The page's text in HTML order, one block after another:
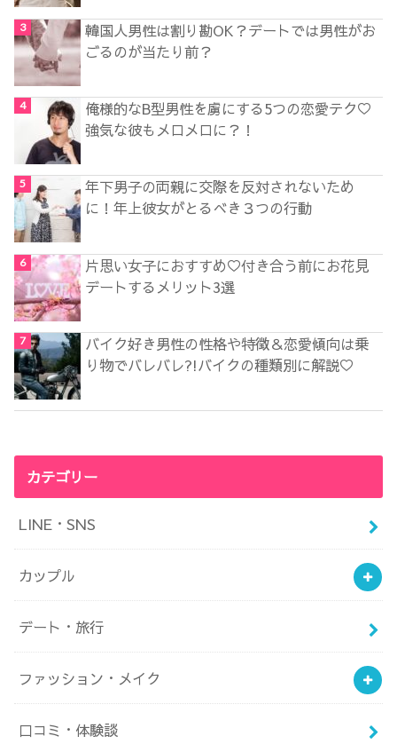
韓国人男性は割り勘OK？デートでは男性がお
ごるのが当たり前？
俺様的なB型男性を虜にする5つの恋愛テク♡
強気な彼もメロメロに？！
年下男子の両親に交際を反対されないため
に！年上彼女がとるべき３つの行動
片思い女子におすすめ♡付き合う前にお花見
デートするメリット3選
バイク好き男性の性格や特徴＆恋愛傾向は乗
り物でバレバレ?!バイクの種類別に解説♡
カテゴリー
LINE・SNS
カップル
デート・旅行
ファッション・メイク
口コミ・体験談